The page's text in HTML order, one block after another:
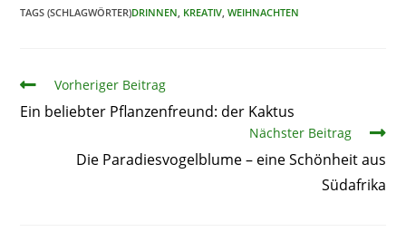
TAGS (SCHLAGWÖRTER)DRINNEN KREATIV WEIHNACHTEN
ArtikelVorheriger Beitrag
Ein beliebter Pflanzenfreund: der Kaktus
Nächster Beitrag
Die Paradiesvogelblume – eine Schönheit aus
Südafrika